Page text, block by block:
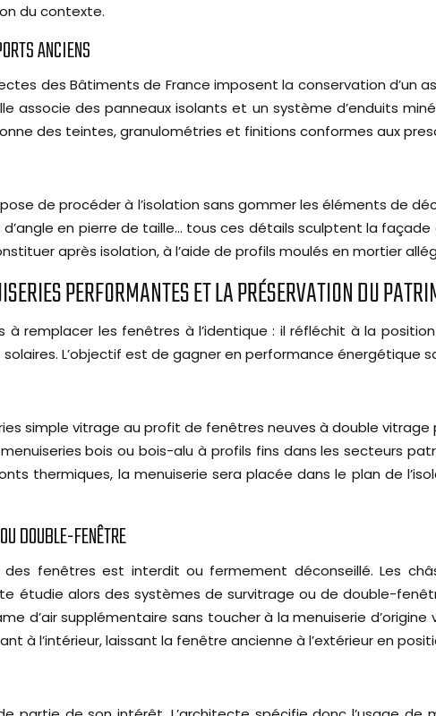
du contexte.
ANCIENS
des Bâtiments de France imposent la conservation d’un
associe des panneaux isolants et un système d’enduits
des teintes, granulométries et finitions conformes aux
de procéder à l’isolation sans gommer les éléments de
en pierre de taille… tous ces détails sculptent la
après isolation, à l’aide de profils moulés en mortier
PERFORMANTES ET LA PRÉSERVATION DU
remplacer les fenêtres à l’identique : il réfléchit à la
L’objectif est de gagner en performance énergétique
simple vitrage au profit de fenêtres neuves à double
bois ou bois-alu à profils fins dans les secteurs
thermiques, la menuiserie sera placée dans le plan de
DOUBLE-FENÊTRE
fenêtres est interdit ou fermement déconseillé. Les
étudie alors des systèmes de survitrage ou de double-
d’air supplémentaire sans toucher à la menuiserie
à l’intérieur, laissant la fenêtre ancienne à l’extérieur en